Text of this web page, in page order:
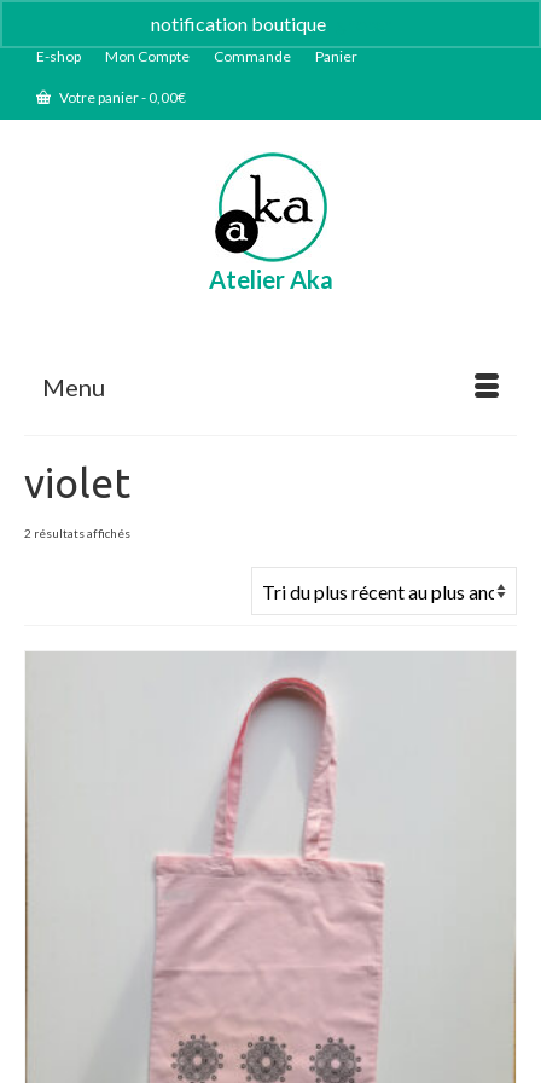
notification boutique
E-shop Mon Compte Commande Panier
Votre panier-0,00€
Atelier Aka
Menu
violet
2 résultats affichésTrié